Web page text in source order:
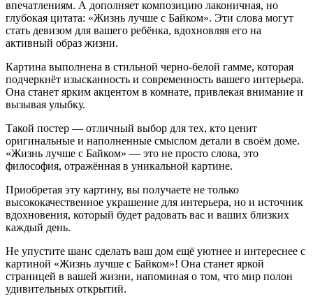
впечатлениям. А дополняет композицию лаконичная, но
глубокая цитата: «Жизнь лучше с Байком». Эти слова могут
стать девизом для вашего ребёнка, вдохновляя его на
активный образ жизни.
Картина выполнена в стильной черно-белой гамме, которая
подчеркнёт изысканность и современность вашего интерьера.
Она станет ярким акцентом в комнате, привлекая внимание и
вызывая улыбку.
Такой постер — отличный выбор для тех, кто ценит
оригинальные и наполненные смыслом детали в своём доме.
«Жизнь лучше с Байком» — это не просто слова, это
философия, отражённая в уникальной картине.
Приобретая эту картину, вы получаете не только
высококачественное украшение для интерьера, но и источник
вдохновения, который будет радовать вас и ваших близких
каждый день.
Не упустите шанс сделать ваш дом ещё уютнее и интереснее с
картиной «Жизнь лучше с Байком»! Она станет яркой
страницей в вашей жизни, напоминая о том, что мир полон
удивительных открытий.